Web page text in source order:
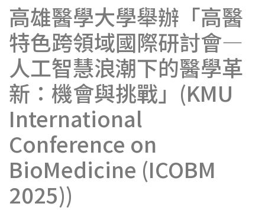
高雄醫學大學舉辦「高醫
特色跨領域國際研討會—
人工智慧浪潮下的醫學革
新：機會與挑戰」(KMU
International
Conference on
BioMedicine (ICOBM
2025))